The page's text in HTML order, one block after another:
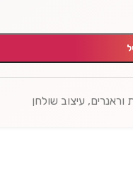
וראנרים, עיצוב שולחן